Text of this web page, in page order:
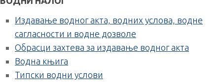
Издавање водног акта, водних услова, водне
сагласности и водне дозволе
Обрасци захтева за издавање водног акта
Водна књига
Типски водни услови